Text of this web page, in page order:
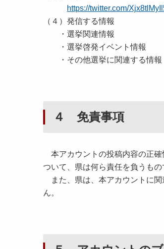
https://twitter.com/
（４）発信する情報
・選挙関連情報
・選挙啓発イベント情報
・その他選挙に関連する情報
４ 免責事項
本アカウントの投稿内容の正確
ついて、県は何ら責任を負うもの
また、県は、本アカウントに関
ん。